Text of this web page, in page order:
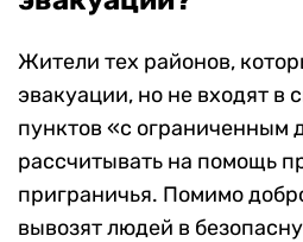
Жители тех районов,
эвакуации, но не входят в
пунктов «с ограниченным
рассчитывать на помощь
приграничья. Помимо
вывозят людей в